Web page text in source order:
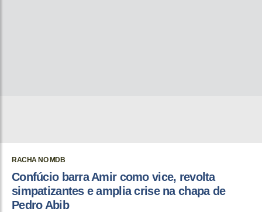
RACHA NO MDB
Confúcio barra Amir como vice, revolta
simpatizantes e amplia crise na chapa de
Pedro Abib